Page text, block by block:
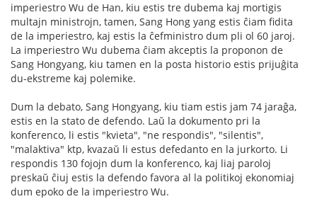
imperiestro Wu de Han, kiu estis tre dubema kaj mortigis
multajn ministrojn, tamen, Sang Hong yang estis ĉiam fidita
de la imperiestro, kaj estis la ĉefministro dum pli ol 60 jaroj.
La imperiestro Wu dubema ĉiam akceptis la proponon de
Sang Hongyang, kiu tamen en la posta historio estis prijuĝita
du-ekstreme kaj polemike.
Dum la debato, Sang Hongyang, kiu tiam estis jam 74 jaraĝa,
estis en la stato de defendo. Laŭ la dokumento pri la
konferenco, li estis "kvieta", "ne respondis", "silentis",
"malaktiva" ktp, kvazaŭ li estus defedanto en la jurkorto. Li
respondis 130 fojojn dum la konferenco, kaj liaj paroloj
preskaŭ ĉiuj estis la defendo favora al la politikoj ekonomiaj
dum epoko de la imperiestro Wu.